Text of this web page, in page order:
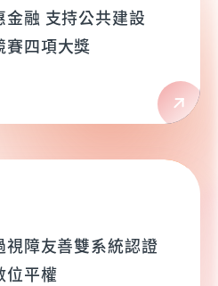
融 支持公共建設
賽四項大獎
障友善雙系統認證
位平權